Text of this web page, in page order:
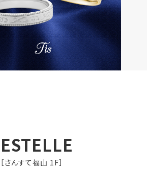
ESTELLE
［さんすて福山 1F］